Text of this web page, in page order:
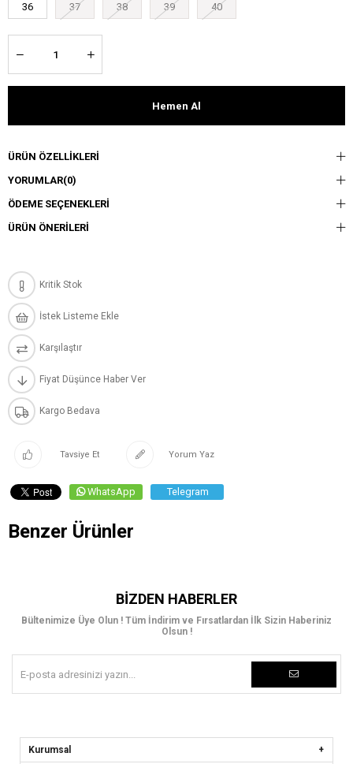
36 37 38 39 40
ÜRÜN ÖZELLIKLERI
YORUMLAR(0)
ÖDEME SEÇENEKLERI
ÜRÜN ÖNERILERI
Kritik Stok
İstek Listeme Ekle
Karşılaştır
Fiyat Düşünce Haber Ver
Kargo Bedava
Tavsiye Et Yorum Yaz
WhatsApp Telegram
Benzer Ürünler
BIZDEN HABERLER
Bültenimize Üye Olun ! Tüm İndirim ve Fırsatlardan İlk Sizin Haberiniz
Olsun !
Kurumsal